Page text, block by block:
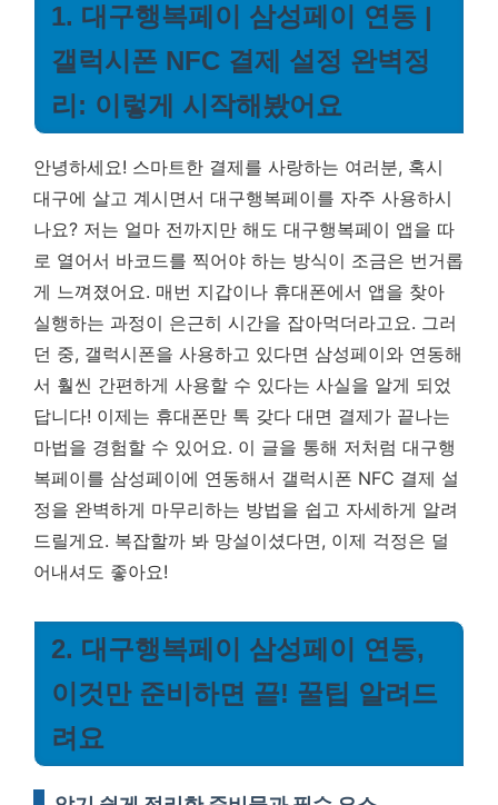
1. 대구행복페이 삼성페이 연동 |
갤럭시폰 NFC 결제 설정 완벽정
리: 이렇게 시작해봤어요
안녕하세요! 스마트한 결제를 사랑하는 여러분, 혹시
대구에 살고 계시면서 대구행복페이를 자주 사용하시
나요? 저는 얼마 전까지만 해도 대구행복페이 앱을 따
로 열어서 바코드를 찍어야 하는 방식이 조금은 번거롭
게 느껴졌어요. 매번 지갑이나 휴대폰에서 앱을 찾아
실행하는 과정이 은근히 시간을 잡아먹더라고요. 그러
던 중, 갤럭시폰을 사용하고 있다면 삼성페이와 연동해
서 훨씬 간편하게 사용할 수 있다는 사실을 알게 되었
답니다! 이제는 휴대폰만 톡 갖다 대면 결제가 끝나는
마법을 경험할 수 있어요. 이 글을 통해 저처럼 대구행
복페이를 삼성페이에 연동해서 갤럭시폰 NFC 결제 설
정을 완벽하게 마무리하는 방법을 쉽고 자세하게 알려
드릴게요. 복잡할까 봐 망설이셨다면, 이제 걱정은 덜
어내셔도 좋아요!
2. 대구행복페이 삼성페이 연동,
이것만 준비하면 끝! 꿀팁 알려드
려요